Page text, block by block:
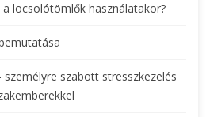
locsolótömlők használatakor?
személyre szabott stresszkezelés